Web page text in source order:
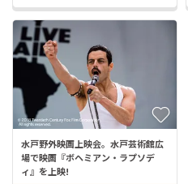
水戸野外映画上映会。水戸芸術館広
場で映画『ボヘミアン・ラプソデ
ィ』を上映!